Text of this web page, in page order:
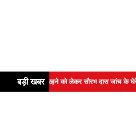
बड़ी खबर
कोठी में रहने को लेकर सौरभ दास जांच के घेरे